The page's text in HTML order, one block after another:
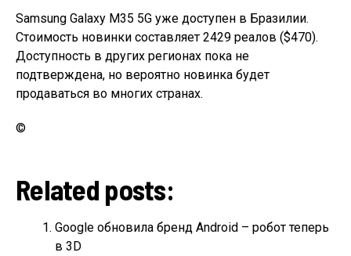
Samsung Galaxy M35 5G уже доступен в Бразилии.
Стоимость новинки составляет 2429 реалов ($470).
Доступность в других регионах пока не
подтверждена, но вероятно новинка будет
продаваться во многих странах.
©
Related posts:
Google обновила бренд Android – робот теперь
в 3D